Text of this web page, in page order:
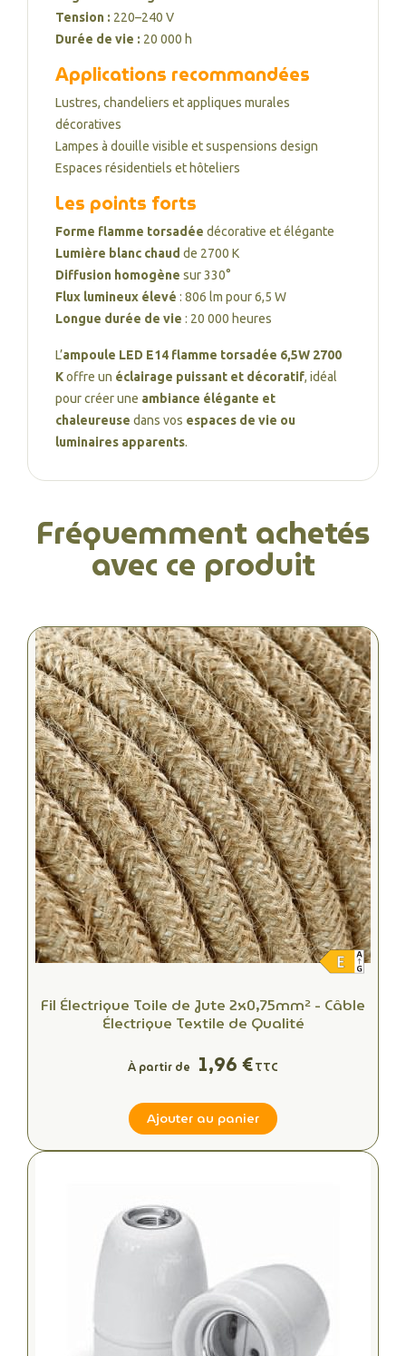
Tension : 220–240 V
Durée de vie : 20 000 h
Applications recommandées
Lustres, chandeliers et appliques murales
décoratives
Lampes à douille visible et suspensions design
Espaces résidentiels et hôteliers
Les points forts
Forme flamme torsadée décorative et élégante
Lumière blanc chaud de 2700 K
Diffusion homogène sur 330°
Flux lumineux élevé : 806 lm pour 6,5 W
Longue durée de vie : 20 000 heures
L’ampoule LED E14 flamme torsadée 6,5W 2700
Koffre un éclairage puissant et décoratif, idéal
pour créer une ambiance élégante et
chaleureuse dans vos espaces de vie ou
luminaires apparents.
Fréquemment achetés
avec ce produit
Fil Électrique Toile de Jute 2x0,75mm² - Câble
Électrique Textile de Qualité
À partir de 1,96 €TTC
Ajouter au panier